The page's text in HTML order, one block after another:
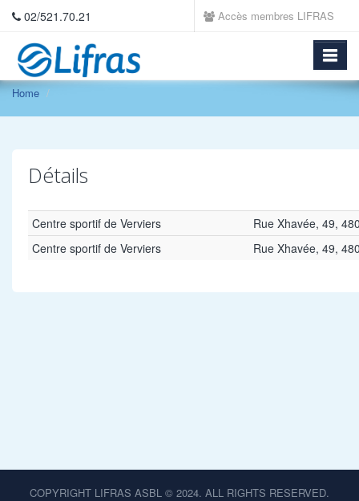
02/521.70.21 Accès membres LIFRAS
Home
Détails
Centre sportif de Verviers
Rue Xhavée, 49,
Centre sportif de Verviers
Rue Xhavée, 49,
COPYRIGHT LIFRAS ASBL © 2024. ALL RIGHTS RESERVED.